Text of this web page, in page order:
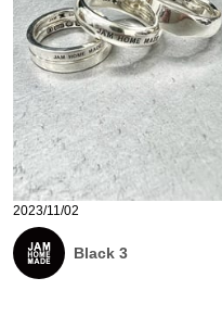
2023/11/02
Black 3